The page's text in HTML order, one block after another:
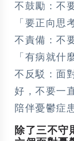
不鼓勵：不
「要正向思
不責備：不
「有病就什
不反駁：面
好，不要一
陪伴憂鬱症
除了三不守